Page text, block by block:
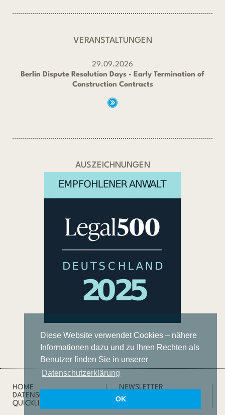
Diese Website verwendet Cookies – nähere
Informationen dazu und zu Ihren Rechten als
Benutzer finden Sie in unserer
Datenschutzerklärung
OK
VERANSTALTUNGEN
29.09.2026
Berlin Dispute Resolution Days - Early Termination of
Construction Contracts
AUSZEICHNUNGEN
HOME
NEWSLETTER
DATENSCHUTZ
IMPRESSUM
QUICKLINKS
SUCHE